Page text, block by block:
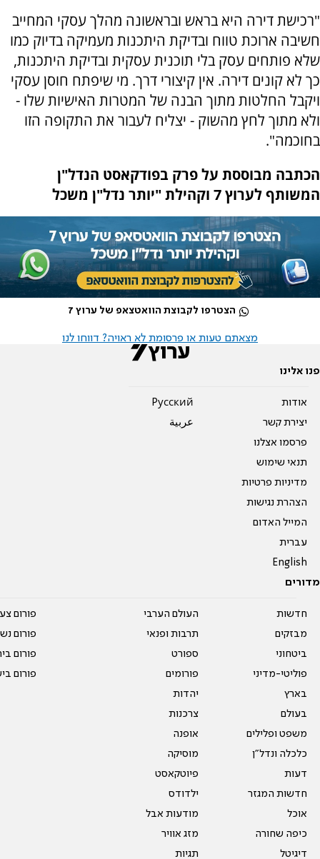
"רכישת דירה היא בראש ובראשונה מהלך עסקי המחייב
חשיבה ארוכת טווח ובדיקת היתכנות מעמיקה בדיוק כמו
שלא פותחים עסק בלי תוכנית עסקית ובדיקת היתכנות,
כך לא קונים דירה. אין קיצורי דרך. מי שיפתח חוסן עסקי
ויקבל החלטות מתוך הבנה של המטרות האישיות שלו -
ולא מתוך לחץ מהשוק - יצליח לעבור את התקופה הזו
בחוכמה".
הכתבה מבוססת על פרק בפודקאסט הנדל"ן
המשותף לערוץ 7 וקהילת "יותר נדל"ן משכל
הצטרפו לקבוצת הוואטצאפ של ערוץ 7
מצאתם טעות או פרסומת לא ראויה? דווחו לנו
פנו אלינו
אודות
יצירת קשר
פרסמו אצלנו
תנאי שימוש
מדיניות פרטיות
הצהרת נגישות
המייל האדום
עברית
English
Pусский
عربية
מדורים
חדשות
מבזקים
ביטחוני
פוליטי-מדיני
בארץ
בעולם
משפט ופלילים
כלכלה ונדל"ן
דעות
חדשות המגזר
אוכל
כיפה שחורה
דיגיטל
העולם הערבי
תרבות ופנאי
ספורט
פורומים
יהדות
צרכנות
אופנה
מוסיקה
פיוטקאסט
ילדודס
מודעות אבל
מזג אוויר
תגיות
פורום
פורום
פורום
פורום